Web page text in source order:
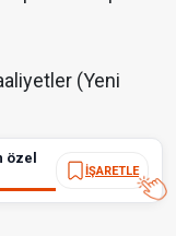
(Yeni
özel
İŞARETLE